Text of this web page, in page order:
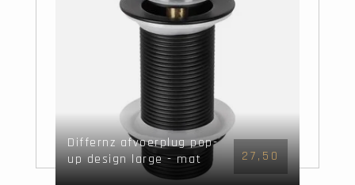
Differnz afvoerplug pop-
up design large - mat
zwart - Mix&Match
27,50